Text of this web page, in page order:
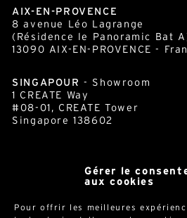
Gérer le
aux cookies
Pour offrir les meilleures
AIX-EN-PROVENCE
8 avenue Léo Lagrange
(Résidence le Panoramic Bat
13090 AIX-EN-PROVENCE -
SINGAPOUR - Showroom
1 CREATE Way
#08-01, CREATE Tower
Singapore 138602
cornershop.com